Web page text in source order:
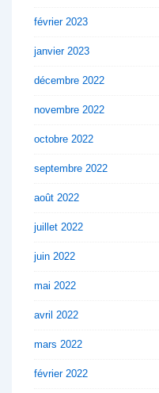
février 2023
janvier 2023
décembre 2022
novembre 2022
octobre 2022
septembre 2022
août 2022
juillet 2022
juin 2022
mai 2022
avril 2022
mars 2022
février 2022